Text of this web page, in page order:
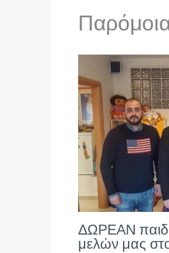
ΔΩΡΕΑΝ
μελών μας